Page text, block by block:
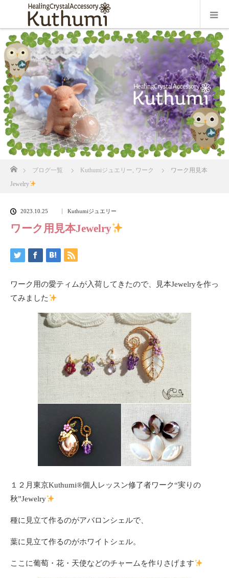
ブログ一覧 Kuthumiジュエリー, ワーク
ワーク用見本
Jewelry
2023.10.25 Kuthumiジュエリー
ワーク用見本Jewelry
ワーク用の愛ティムが入荷してきたので、見本Jewelryを作っ
てみました
１２月東京Kuthumi®個人レッスン修了者ワーク“実りの
秋”Jewelry
種に見立て作るのがアバロンシェルで、
葉に見立て作るのがホワイトシェル。
ここに葡萄・花・天使などのチャームを作りさげます